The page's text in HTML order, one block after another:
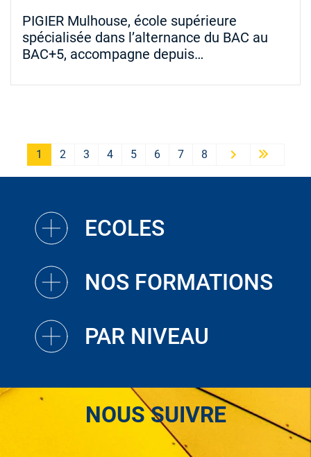
PIGIER Mulhouse, école supérieure
spécialisée dans l’alternance du BAC au
BAC+5, accompagne depuis…
1 2 3 4 5 6 7 8 Next ›
ECOLES
NOS FORMATIONS
PAR NIVEAU
NOUS SUIVRE